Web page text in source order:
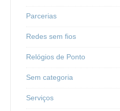
Parcerias
Redes sem fios
Relógios de Ponto
Sem categoria
Serviços